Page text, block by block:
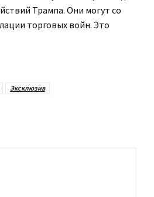
Трампа. Они могут со
торговых войн. Это
Эксклюзив